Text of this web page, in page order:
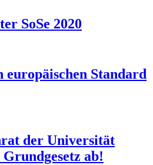
SoSe 2020
europäischen Standard
der Universität
ab!